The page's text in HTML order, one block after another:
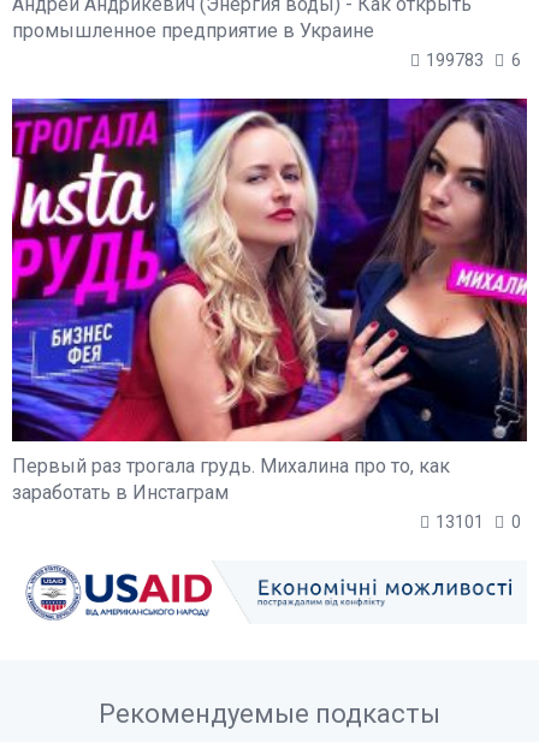
промышленное предприятие в Украине
199783 6
Первый раз трогала грудь. Михалина про то, как
заработать в Инстаграм
13101 0
Рекомендуемые подкасты